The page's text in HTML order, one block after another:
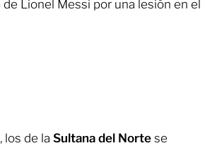
de Lionel Messi por una lesión en el
los de la Sultana del Norte se